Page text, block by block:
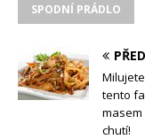
SPODNÍ PRÁDLO
tento
chutí!